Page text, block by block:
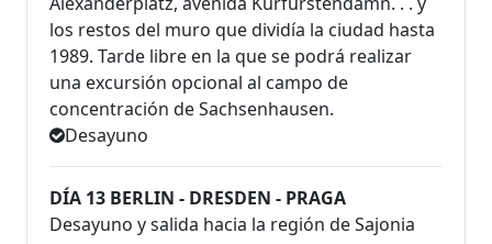
los restos del muro que dividía la ciudad hasta
1989. Tarde libre en la que se podrá realizar
una excursión opcional al campo de
concentración de Sachsenhausen.
Desayuno
DÍA 13 BERLIN - DRESDEN - PRAGA
Desayuno y salida hacia la región de Sajonia